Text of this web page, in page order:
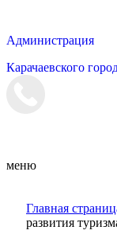
Администрация
Карачаевского
меню
Главная
развития